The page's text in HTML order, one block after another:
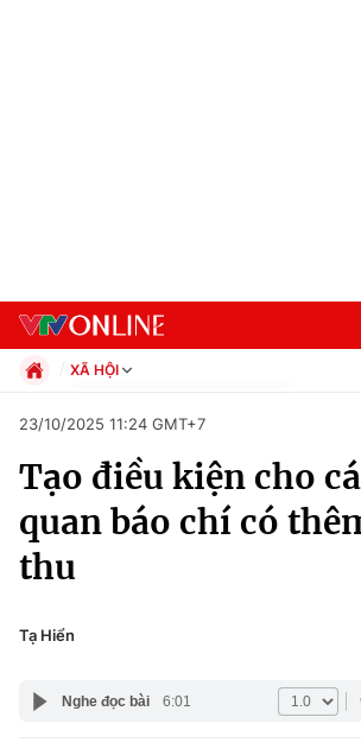
Chuyên mục
Chính trị
XÃ HỘI
Xã hội
Pháp luật
Thể thao
Giáo dục
23/10/2025 11:24 GMT+7
Tạo điều kiện cho
quan báo chí có
thu
Tạ Hiển
Nghe đọc bài 6:01